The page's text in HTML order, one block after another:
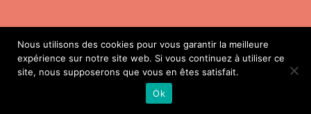
Nous utilisons des cookies pour vous garantir la meilleure
expérience sur notre site web. Si vous continuez à utiliser ce
site, nous supposerons que vous en êtes satisfait.
Ok